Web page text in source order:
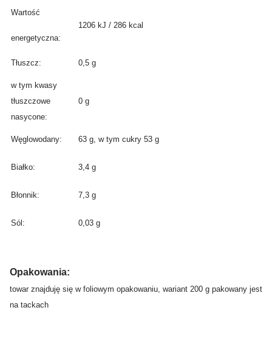
Wartość
energetyczna:
1206 kJ / 286 kcal
Tłuszcz: 0,5 g
w tym kwasy
tłuszczowe
nasycone:
0 g
Węglowodany: 63 g, w tym cukry 53 g
Białko: 3,4 g
Błonnik: 7,3 g
Sól: 0,03 g
Opakowania:
towar znajduję się w foliowym opakowaniu, wariant 200 g pakowany jest
na tackach